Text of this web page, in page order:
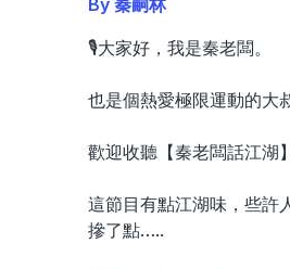
🎙️大家好，我是秦老闆。
也是個熱愛極限運動的大
歡迎收聽【秦老闆話江湖】
這節目有點江湖味，些許
摻了點…..